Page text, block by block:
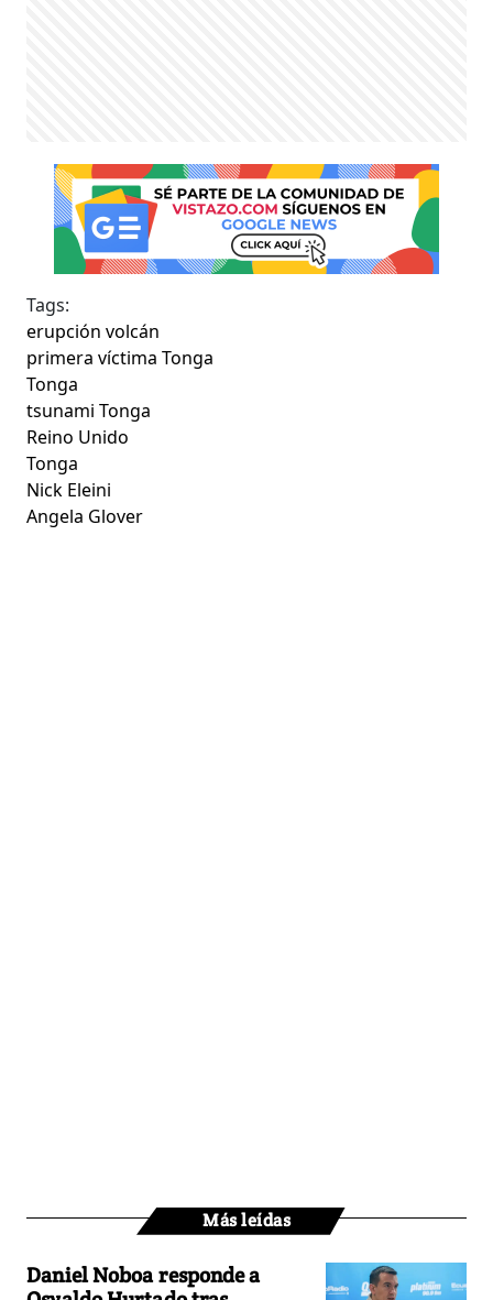
Tags:
erupción volcán
primera víctima Tonga
Tonga
tsunami Tonga
Reino Unido
Tonga
Nick Eleini
Angela Glover
Más leídas
Daniel Noboa responde a